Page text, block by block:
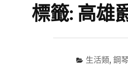
標籤: 高雄
生活類, 鋼